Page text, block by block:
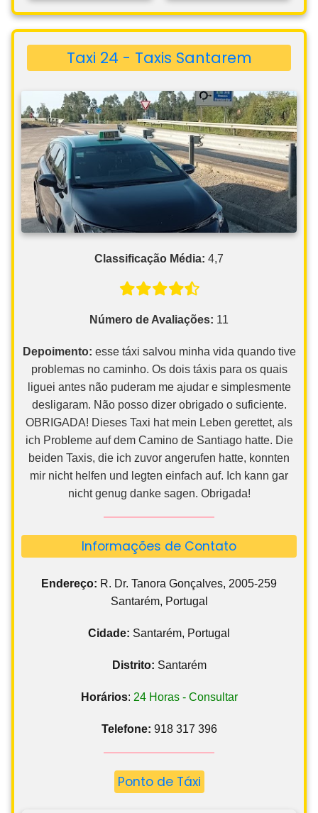
Taxi 24 - Taxis Santarem
Classificação Média: 4,7
Número de Avaliações: 11
Depoimento: esse táxi salvou minha vida quando tive
problemas no caminho. Os dois táxis para os quais
liguei antes não puderam me ajudar e simplesmente
desligaram. Não posso dizer obrigado o suficiente.
OBRIGADA! Dieses Taxi hat mein Leben gerettet, als
ich Probleme auf dem Camino de Santiago hatte. Die
beiden Taxis, die ich zuvor angerufen hatte, konnten
mir nicht helfen und legten einfach auf. Ich kann gar
nicht genug danke sagen. Obrigada!
Informações de Contato
Endereço: R. Dr. Tanora Gonçalves, 2005-259
Santarém, Portugal
Cidade: Santarém, Portugal
Distrito: Santarém
Horários: 24 Horas - Consultar
Telefone: 918 317 396
Ponto de Táxi